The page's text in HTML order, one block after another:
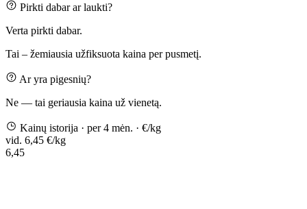
Pirkti dabar ar laukti?
Verta pirkti dabar.
Tai – žemiausia užfiksuota kaina per pusmetį.
Ar yra pigesnių?
Ne — tai geriausia kaina už vienetą.
Kainų istorija · per 4 mėn. · €/kg
vid. 6,45 €/kg
6,45